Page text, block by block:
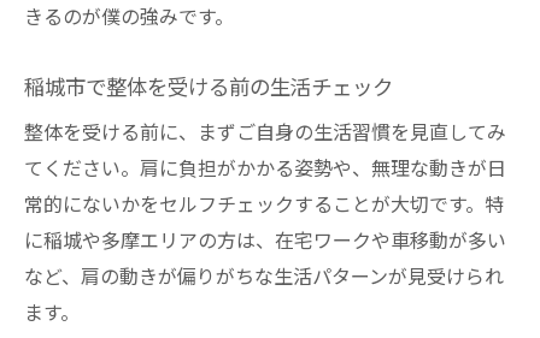
きるのが僕の強みです。
稲城市で整体を受ける前の生活チェック
整体を受ける前に、まずご自身の生活習慣を見直してみ
てください。肩に負担がかかる姿勢や、無理な動きが日
常的にないかをセルフチェックすることが大切です。特
に稲城や多摩エリアの方は、在宅ワークや車移動が多い
など、肩の動きが偏りがちな生活パターンが見受けられ
ます。